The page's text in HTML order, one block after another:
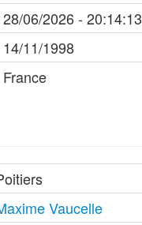
28/06/2026 - 20:14:13
14/11/1998
France
Vaucelle